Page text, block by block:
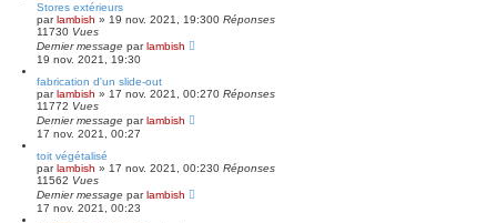
Stores extérieurs
parlambish » 19 nov. 2021, 19:300 Réponses
11730 Vues
Dernier message parlambish
19 nov. 2021, 19:30
fabrication d'un slide-out
parlambish » 17 nov. 2021, 00:270 Réponses
11772 Vues
Dernier message parlambish
17 nov. 2021, 00:27
toit végétalisé
parlambish » 17 nov. 2021, 00:230 Réponses
11562 Vues
Dernier message parlambish
17 nov. 2021, 00:23